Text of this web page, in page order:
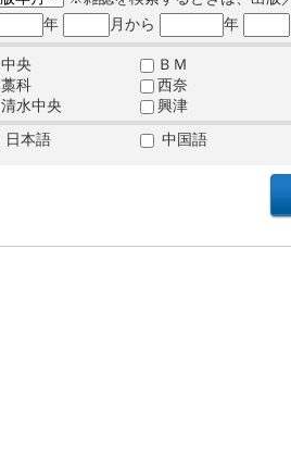
年
月から 年
中央
ＢＭ
藁科
西奈
清水中央
興津
日本語 中国語